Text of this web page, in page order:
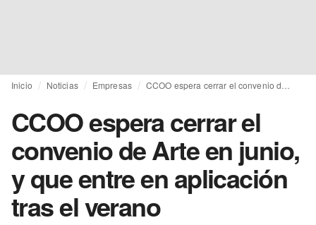
Inicio Noticias Empresas
CCOO espera cerrar el
convenio de Arte en junio,
y que entre en aplicación
tras el verano